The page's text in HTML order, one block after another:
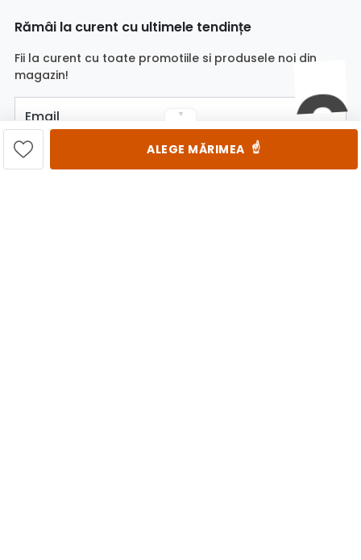
▼
ALEGE MĂRIMEA ☝️
Rămâi la curent cu ultimele tendințe
Fii la curent cu toate promotiile si produsele noi din
magazin!
Email